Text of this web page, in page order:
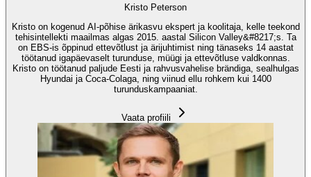
Kristo Peterson
Kristo on kogenud AI-põhise ärikasvu ekspert ja koolitaja, kelle teekond
tehisintellekti maailmas algas 2015. aastal Silicon Valley&#8217;s. Ta
on EBS-is õppinud ettevõtlust ja ärijuhtimist ning tänaseks 14 aastat
töötanud igapäevaselt turunduse, müügi ja ettevõtluse valdkonnas.
Kristo on töötanud paljude Eesti ja rahvusvahelise brändiga, sealhulgas
Hyundai ja Coca-Colaga, ning viinud ellu rohkem kui 1400
turunduskampaaniat.
Vaata profiili